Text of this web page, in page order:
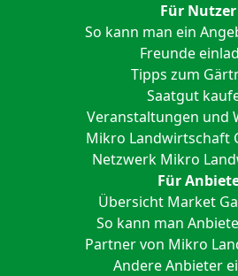
Für Nutzer
So kann man ein
Freunde
Tipps zum
Saatgut
Veranstaltungen und
Mikro Landwirtschaft
Netzwerk Mikro
Für
Übersicht Market
So kann man
Partner von Mikro
Andere Anbieter